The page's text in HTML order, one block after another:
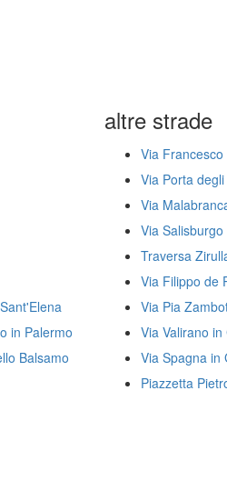
in Palermo
Balsamo
altre strade
Via
Via Porta
Via
Via
Traversa
Via Filippo de
Via Pia
Via Valirano in
Via Spagna in
Piazzetta